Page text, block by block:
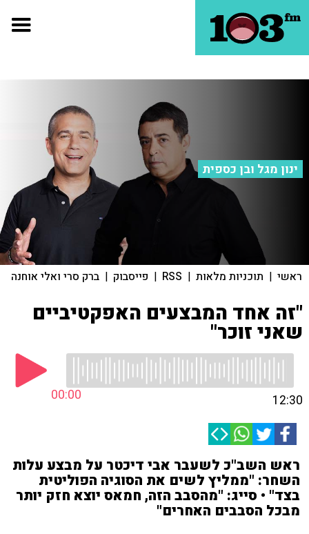
ינון מגל ובן כספית
ראשי | תוכניות מלאות |
RSS
| פייסבוק | ברק סרי ואלי אוחנה
"זה אחד המבצעים האפקטיביים
שאני זוכר"
00:00 12:30
ראש השב"כ לשעבר אבי דיכטר על מבצע עלות
השחר: "ממליץ לשים את הסוגיה הפוליטית
בצד" • סייג: "מהסבב הזה, חמאס יוצא חזק יותר
מבכל הסבבים האחרים"